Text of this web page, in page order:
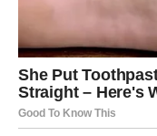
Karmička
Dobro koje ste činili
odnose i podršku.